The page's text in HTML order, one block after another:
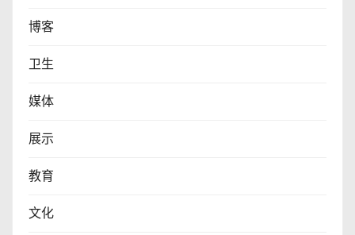
博客
卫生
媒体
展示
教育
文化